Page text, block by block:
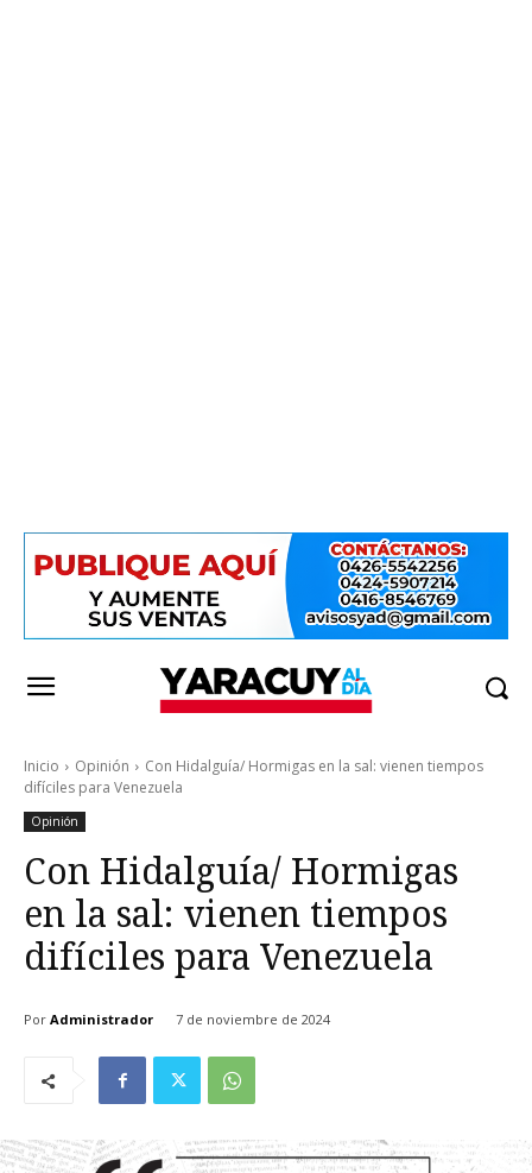
Inicio Opinión
Con Hidalguía/ Hormigas en la sal: vienen tiempos
difíciles para Venezuela
Opinión
Con Hidalguía/ Hormigas
en la sal: vienen tiempos
difíciles para Venezuela
Por Administrador 7 de noviembre de 2024